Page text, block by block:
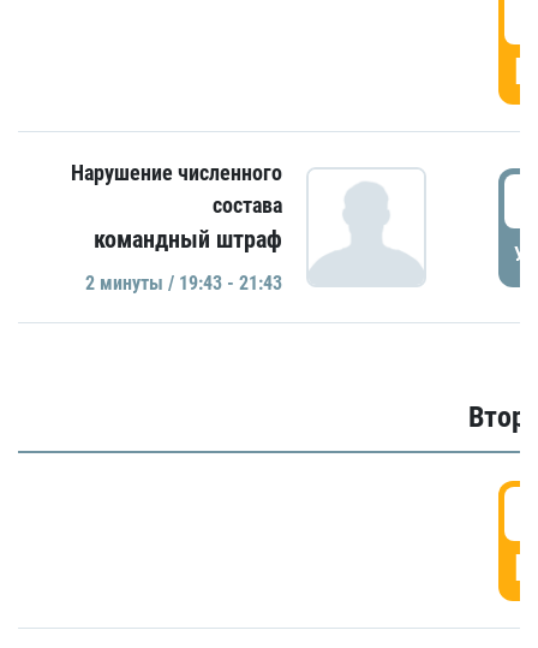
Нарушение численного
состава
командный штраф
2 минуты / 19:43 - 21:43